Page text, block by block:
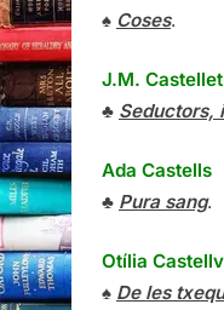
♠ Coses.
J.M. Castellet
♣ Seductors,
Ada Castells
♣ Pura sang.
Otília
♠ De les